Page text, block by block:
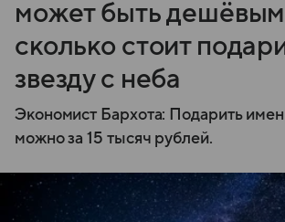
может быть
сколько стоит
звезду с неба
Экономист Бархота: Подарить
можно за 15 тысяч рублей.